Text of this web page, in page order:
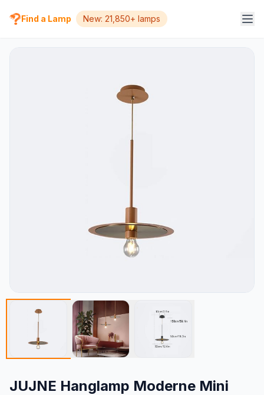
Find a Lamp New: 21,850+ lamps
JUJNE Hanglamp Moderne Mini